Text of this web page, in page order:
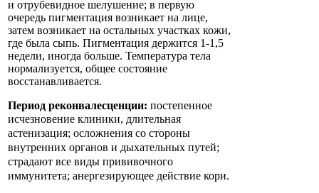
и отрубевидное шелушение; в первую
очередь пигментация возникает на лице,
затем возникает на остальных участках кожи,
где была сыпь. Пигментация держится 1-1,5
недели, иногда больше. Температура тела
нормализуется, общее состояние
восстанавливается.
Период реконвалесценции: постепенное
исчезновение клиники, длительная
астенизация; осложнения со стороны
внутренних органов и дыхательных путей;
страдают все виды прививочного
иммунитета; анергезирующее действие кори.